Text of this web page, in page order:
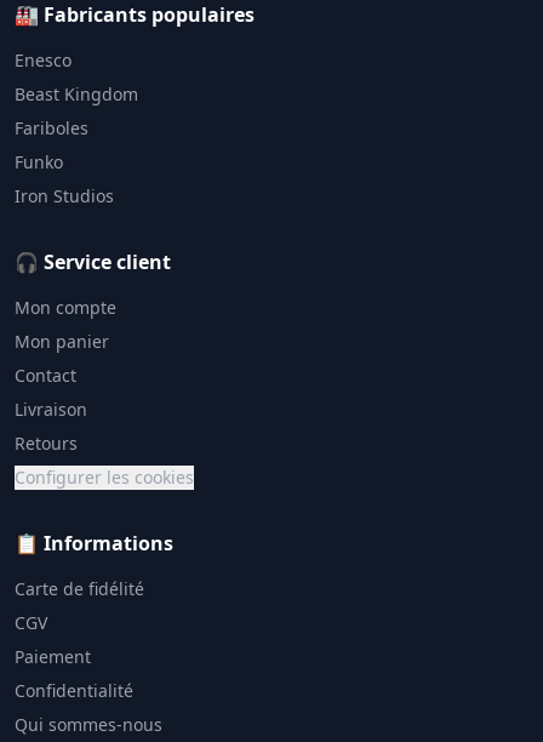
🏭 Fabricants populaires
Enesco
Beast Kingdom
Fariboles
Funko
Iron Studios
🎧 Service client
Mon compte
Mon panier
Contact
Livraison
Retours
Configurer les cookies
📋 Informations
Carte de fidélité
CGV
Paiement
Confidentialité
Qui sommes-nous